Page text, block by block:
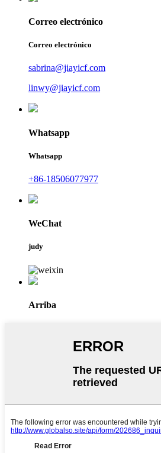
Correo electrónico
Correo electrónico
sabrina@jiayicf.com
linwy@jiayicf.com
Whatsapp
Whatsapp
+86-18506077977
WeChat
judy
Arriba